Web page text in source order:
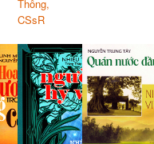
Thông,
CSsR